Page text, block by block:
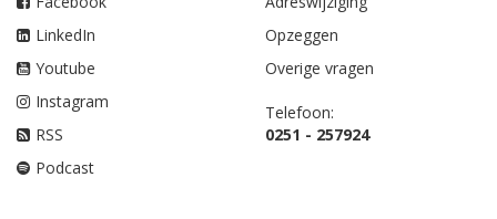
LinkedIn
Youtube
Instagram
RSS
Podcast
Opzeggen
Overige vragen
Telefoon:
0251 - 257924